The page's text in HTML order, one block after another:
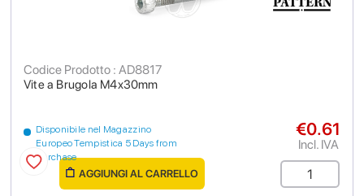
Vite a Brugola M4x30mm
Codice Prodotto : AD8817
Disponibile nel Magazzino
Europeo Tempistica 5 Days from
purchase
€0.61
Incl. IVA
AGGIUNGI AL CARRELLO